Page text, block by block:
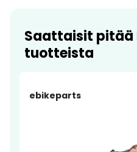
Saattaisit pitää
tuotteista
ebikeparts